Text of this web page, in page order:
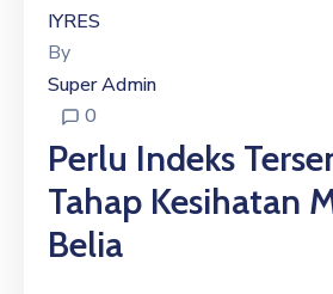
IYRES
By
Super Admin
0
Perlu Indeks
Tahap Kesihatan
Belia